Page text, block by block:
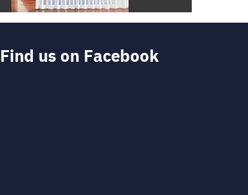
Find us on Facebook